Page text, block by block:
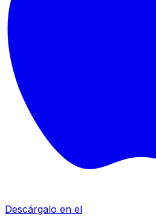
Descárgalo en el